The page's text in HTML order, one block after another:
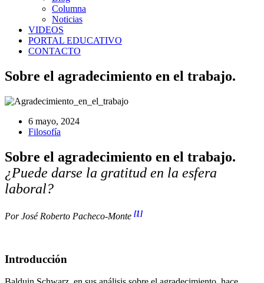
Columna
Noticias
VIDEOS
PORTAL EDUCATIVO
CONTACTO
Sobre el agradecimiento en el trabajo.
6 mayo, 2024
Filosofía
Sobre el agradecimiento en el trabajo.
¿Puede darse la gratitud en la esfera
laboral?
Por José Roberto Pacheco-Monte [1]
Introducción